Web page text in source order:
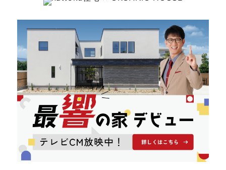
Groovin’
nattoku住宅25周年記念モデル
Glass Arts
Blue Style
キママプラス